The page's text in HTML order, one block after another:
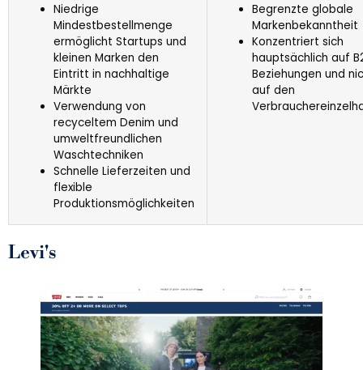
Niedrige
Mindestbestellmenge
ermöglicht Startups und
kleinen Marken den
Eintritt in nachhaltige
Märkte
Verwendung von
recyceltem Denim und
umweltfreundlichen
Waschtechniken
Schnelle Lieferzeiten und
flexible
Produktionsmöglichkeiten
Begrenzte globale
Markenbekanntheit
Konzentriert sich
hauptsächlich auf
Beziehungen und
auf den
Levi's